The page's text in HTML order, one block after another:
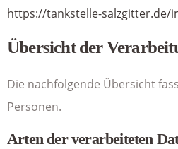
https://tankstelle-salzgitter.de/
Übersicht der
Die nachfolgende Übersicht
Personen.
Arten der verarbeiteten